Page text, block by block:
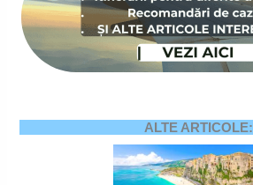
ALTE ARTICOLE: